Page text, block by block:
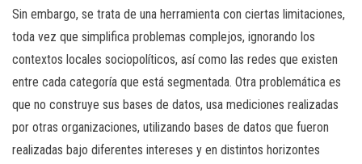
Sin embargo, se trata de una herramienta con ciertas limitaciones,
toda vez que simplifica problemas complejos, ignorando los
contextos locales sociopolíticos, así como las redes que existen
entre cada categoría que está segmentada. Otra problemática es
que no construye sus bases de datos, usa mediciones realizadas
por otras organizaciones, utilizando bases de datos que fueron
realizadas bajo diferentes intereses y en distintos horizontes